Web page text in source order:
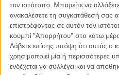
τον ιστότοπο. Μπορείτε να
ανακαλέσετε τη συγκατάθεσή σας
επιστρέφοντας σε αυτόν τον
κουμπί "Απορρήτου" στο κάτω
Λάβετε επίσης υπόψη ότι αυτός ο
χρησιμοποιεί μία ή περισσότερες
ενδέχεται να συλλέγει και να
Η επιτυχία είναι
καλύτερο, δεν σε πάει
απλώς ένα ωραίο,
συναίσθημα.»